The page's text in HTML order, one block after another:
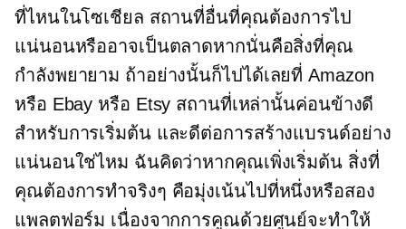
ที่ไหนในโซเชียล สถานที่อื่นที่คุณต้องการไป
แน่นอนหรืออาจเป็นตลาดหากนั่นคือสิ่งที่คุณ
กำลังพยายาม ถ้าอย่างนั้นก็ไปได้เลยที่ Amazon
หรือ Ebay หรือ Etsy สถานที่เหล่านั้นค่อนข้างดี
สำหรับการเริ่มต้น และดีต่อการสร้างแบรนด์อย่าง
แน่นอนใช่ไหม ฉันคิดว่าหากคุณเพิ่งเริ่มต้น สิ่งที่
คุณต้องการทำจริงๆ คือมุ่งเน้นไปที่หนึ่งหรือสอง
แพลตฟอร์ม เนื่องจากการคูณด้วยศูนย์จะทำให้